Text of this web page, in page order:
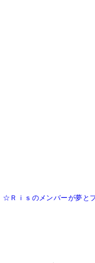
☆Ｒｉｓのメンバーが夢と